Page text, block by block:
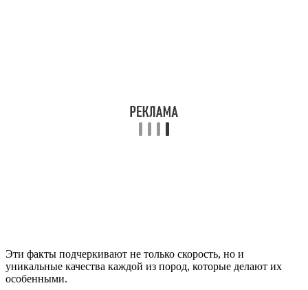
Эти факты подчеркивают не только скорость, но и
уникальные качества каждой из пород, которые делают их
особенными.